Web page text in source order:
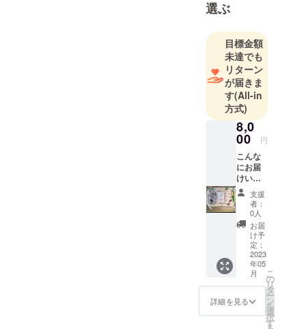
選ぶ
目標金額
未達でも
リターン
が届きま
す(All-in
方式)
8,0
00 円
こんな
にお届
けいた
しま
す！ 佐
島タ
コ １
００ｇ
（刺身
用）生
わかめ
（しゃ
ぶしゃ
ぶ
用）
佐島ひ
支援
者：
0人
お届
け予
定：
2023
年05
月
詳細を見る
こ
の
リ
タ
ー
ン
を
選
択
す